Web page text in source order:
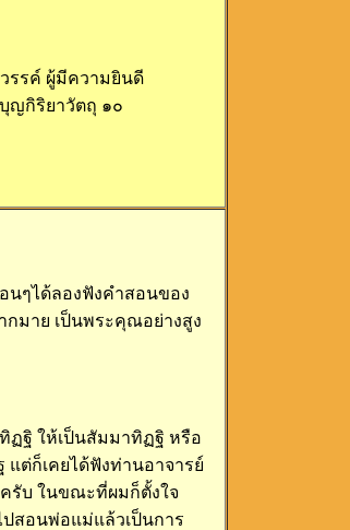
รรค์ ผู้มีความยินดี
ญกิริยาวัตถุ ๑๐
นๆได้ลองฟังคำสอนของ
มาย เป็นพระคุณอย่างสูง
ฏฐิ ให้เป็นสัมมาทิฏฐิ หรือ
ต่ก็เคยได้ฟังท่านอาจารย์
รับ ในขณะที่ผมก็ตั้งใจ
สอนพ่อแม่แล้วเป็นการ